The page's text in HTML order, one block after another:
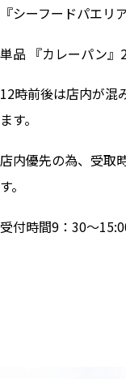
『シーフードパエリ
単品 『カレーパン』
12時前後は店内が混
ます。
店内優先の為、受取
す。
受付時間9：30～